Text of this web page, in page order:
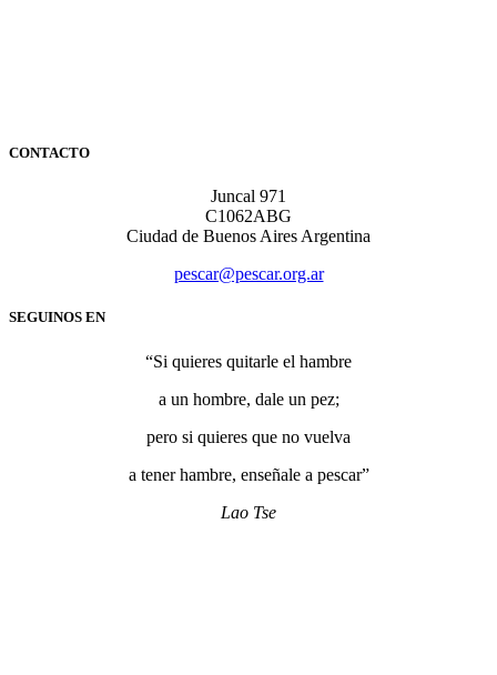
CONTACTO
Juncal 971
C1062ABG
Ciudad de Buenos Aires Argentina
pescar@pescar.org.ar
SEGUINOS EN
“Si quieres quitarle el hambre
a un hombre, dale un pez;
pero si quieres que no vuelva
a tener hambre, enseñale a pescar”
Lao Tse